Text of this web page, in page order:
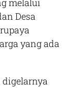
melalui
Desa
yang ada